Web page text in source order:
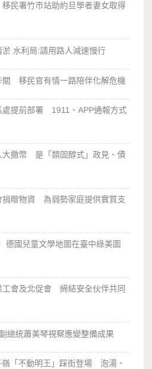
民署竹市站助約旦學者妻女取得
水利局:請用路人減速慢行
關 移民官有情一路陪伴化解危機
處提前部署 1911、APP通報方式
大撒幣 是「類固醇式」政見、債
捐贈物資 為弱勢家庭提供實質支
德國兒童文學地圖在臺中綠美圖
工會及北促會 締結安全伙伴共同
總統蕭美琴視察應變整備成果
「不動明王」踩街登場 泡湯、